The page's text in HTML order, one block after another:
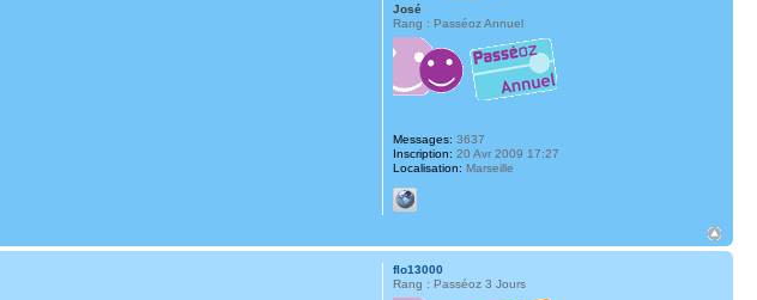
José
Rang : Passéoz Annuel
Messages: 3637
Inscription: 20 Avr 2009 17:27
Localisation: Marseille
flo13000
Rang : Passéoz 3 Jours